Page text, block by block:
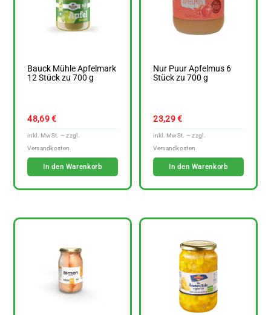
Bauck Mühle Apfelmark
12 Stück zu 700 g
48,69€
In den Warenkorb
Nur Puur Apfelmus 6
Stück zu 700 g
23,29€
In den Warenkorb